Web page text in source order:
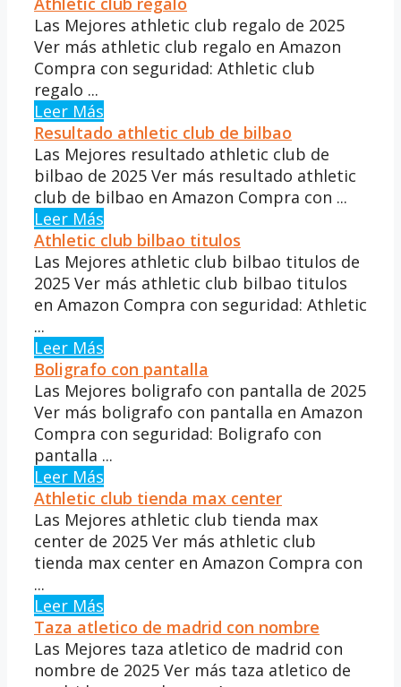
Las Mejores athletic club regalo de 2025
Ver más athletic club regalo en Amazon
Compra con seguridad: Athletic club
regalo ...
Leer Más
Resultado athletic club de bilbao
Las Mejores resultado athletic club de
bilbao de 2025 Ver más resultado athletic
club de bilbao en Amazon Compra con ...
Leer Más
Athletic club bilbao titulos
Las Mejores athletic club bilbao titulos de
2025 Ver más athletic club bilbao titulos
en Amazon Compra con seguridad: Athletic
...
Leer Más
Boligrafo con pantalla
Las Mejores boligrafo con pantalla de 2025
Ver más boligrafo con pantalla en Amazon
Compra con seguridad: Boligrafo con
pantalla ...
Leer Más
Athletic club tienda max center
Las Mejores athletic club tienda max
center de 2025 Ver más athletic club
tienda max center en Amazon Compra con
...
Leer Más
Taza atletico de madrid con nombre
Las Mejores taza atletico de madrid con
nombre de 2025 Ver más taza atletico de